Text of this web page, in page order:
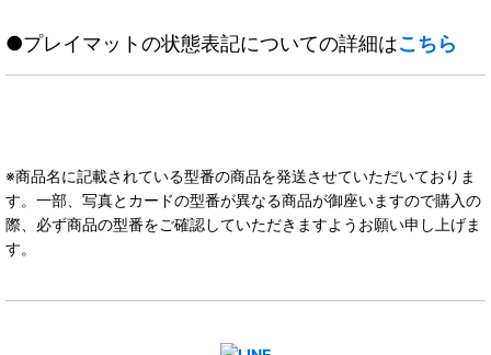
●プレイマットの状態表記についての詳細はこちら
※商品名に記載されている型番の商品を発送させていただいておりま
す。一部、写真とカードの型番が異なる商品が御座いますので購入の
際、必ず商品の型番をご確認していただきますようお願い申し上げま
す。